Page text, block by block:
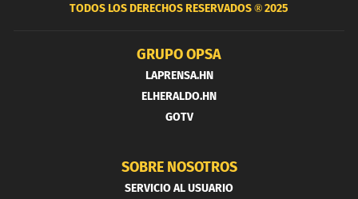
TODOS LOS DERECHOS RESERVADOS ®2025
GRUPO OPSA
LAPRENSA.HN
ELHERALDO.HN
GOTV
SOBRE NOSOTROS
SERVICIO AL USUARIO